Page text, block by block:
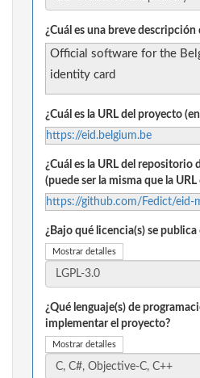
¿Cuál es una breve descripción
Official software for the
identity card
¿Cuál es la URL del proyecto
https://eid.belgium.be
¿Cuál es la URL del repositorio
(puede ser la misma que la
https://github.com/Fedict/eid-
¿Bajo qué licencia(s) se
Mostrar detalles
¿Qué lenguaje(s) de
implementar el proyecto?
Mostrar detalles